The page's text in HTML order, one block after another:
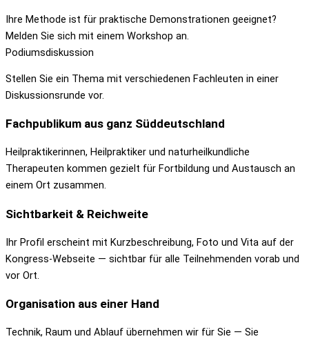
Ihre Methode ist für praktische Demonstrationen geeignet?
Melden Sie sich mit einem Workshop an.
Podiumsdiskussion
Stellen Sie ein Thema mit verschiedenen Fachleuten in einer
Diskussionsrunde vor.
Fachpublikum aus ganz Süddeutschland
Heilpraktikerinnen, Heilpraktiker und naturheilkundliche
Therapeuten kommen gezielt für Fortbildung und Austausch an
einem Ort zusammen.
Sichtbarkeit & Reichweite
Ihr Profil erscheint mit Kurzbeschreibung, Foto und Vita auf der
Kongress-Webseite — sichtbar für alle Teilnehmenden vorab und
vor Ort.
Organisation aus einer Hand
Technik, Raum und Ablauf übernehmen wir für Sie — Sie